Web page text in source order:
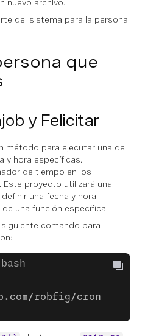
nuevo archivo.
del sistema para la persona
que
y Felicitar
método para ejecutar una de
y hora específicas.
de tiempo en los
proyecto utilizará una
una fecha y hora
una función específica.
comando para
robfig/cron